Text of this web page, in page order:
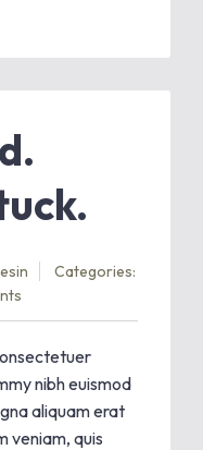
Categories:
nibh euismod
aliquam erat
veniam, quis